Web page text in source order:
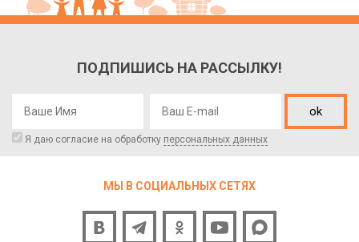
ПОДПИШИСЬ НА РАССЫЛКУ!
ok
Я даю согласие на обработку персональных данных
МЫ В СОЦИАЛЬНЫХ СЕТЯХ